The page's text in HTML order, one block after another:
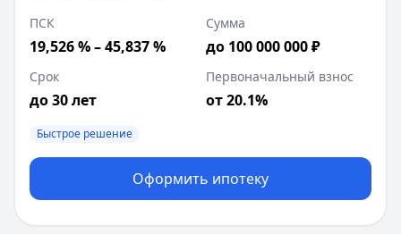
ПСК
19,526 % – 45,837 %
Сумма
до 100 000 000 ₽
Срок
до 30 лет
Первоначальный взнос
от 20.1%
Быстрое решение
Оформить ипотеку